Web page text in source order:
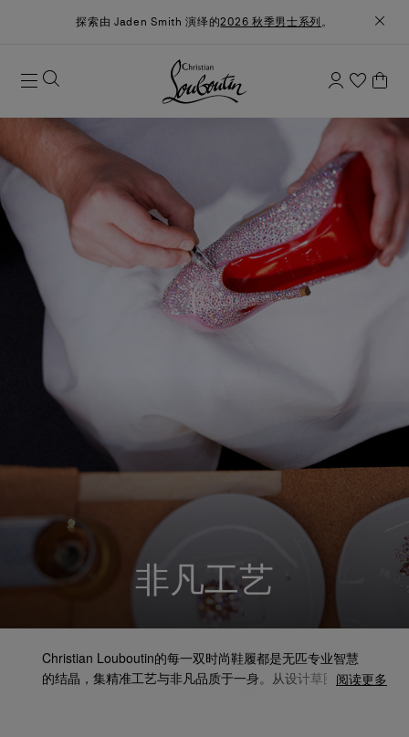
探索由 Jaden Smith 演绎的2026 秋季男士系列 。
非凡工艺
Christian Louboutin的每一双时尚鞋履都是无匹专业智慧
的结晶，集精准工艺与非凡品质于一身。从设计草图到最阅读更多